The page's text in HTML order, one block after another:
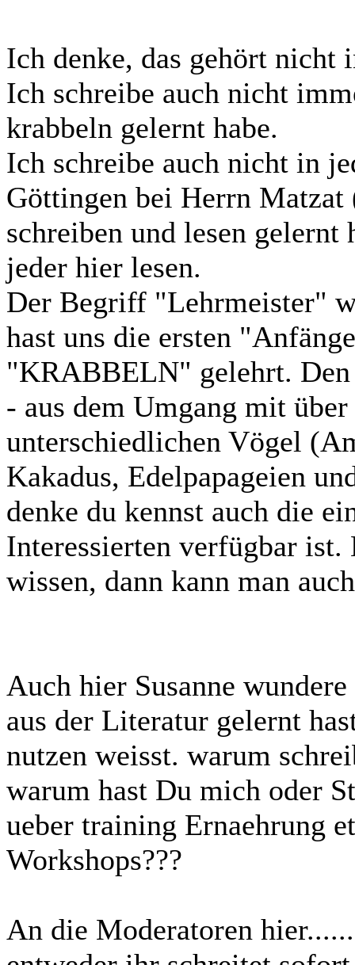
Ich denke, das gehört nicht
Ich schreibe auch nicht
krabbeln gelernt habe.
Ich schreibe auch nicht in
Göttingen bei Herrn
schreiben und lesen gelernt
jeder hier lesen.
Der Begriff "Lehrmeister"
hast uns die ersten
"KRABBELN" gelehrt.
- aus dem Umgang mit
unterschiedlichen Vögel
Kakadus, Edelpapageien
denke du kennst auch die
Interessierten verfügbar ist.
wissen, dann kann man
Auch hier Susanne
aus der Literatur gelernt
nutzen weisst. warum
warum hast Du mich oder
ueber training Ernaehrung
Workshops???
An die Moderatoren